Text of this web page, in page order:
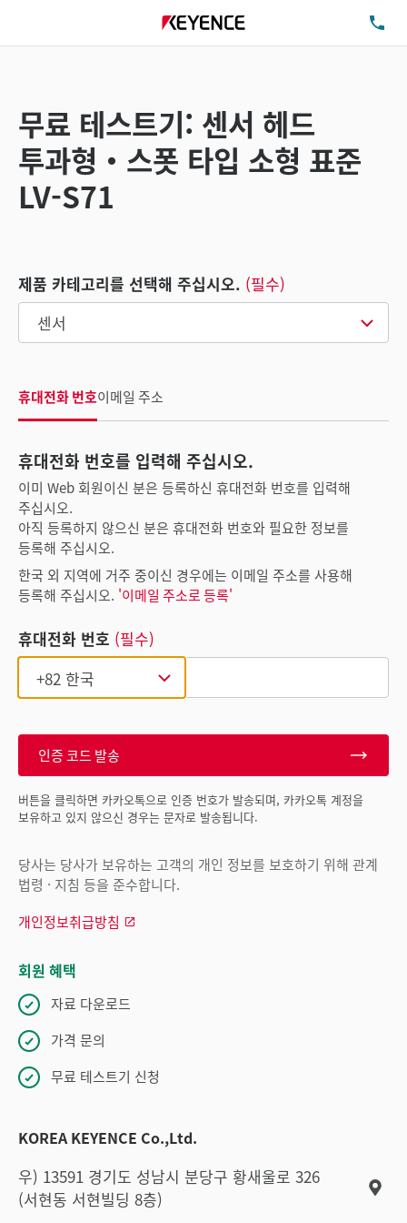
무료 테스트기: 센서 헤드
투과형・스폿 타입 소형 표준
LV-S71
제품 카테고리를 선택해 주십시오. (필수)
휴대전화 번호이메일 주소
휴대전화 번호를 입력해 주십시오.
이미 Web 회원이신 분은 등록하신 휴대전화 번호를 입력해
주십시오.
아직 등록하지 않으신 분은 휴대전화 번호와 필요한 정보를
등록해 주십시오.
한국 외 지역에 거주 중이신 경우에는 이메일 주소를 사용해
등록해 주십시오. '이메일 주소로 등록'
휴대전화 번호 (필수)
인증 코드 발송
버튼을 클릭하면 카카오톡으로 인증 번호가 발송되며, 카카오톡 계정을
보유하고 있지 않으신 경우는 문자로 발송됩니다.
당사는 당사가 보유하는 고객의 개인 정보를 보호하기 위해 관계
법령 · 지침 등을 준수합니다.
개인정보취급방침
회원 혜택
자료 다운로드
가격 문의
무료 테스트기 신청
KOREA KEYENCE Co.,Ltd.
우) 13591 경기도 성남시 분당구 황새울로 326
(서현동 서현빌딩 8층)